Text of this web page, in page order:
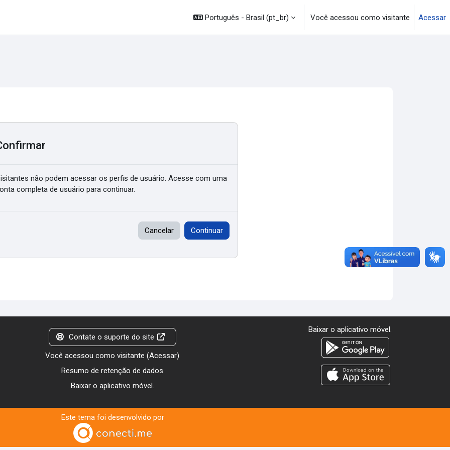
Português - Brasil ‎(pt_br)‎ Você acessou como visitante Acessar
não podem acessar os perfis de usuário. Acesse com uma
completa de usuário para continuar.
Cancelar Continuar
Contate o suporte do site
Você acessou como visitante (Acessar)
Resumo de retenção de dados
Baixar o aplicativo móvel.
Baixar o aplicativo móvel.
Este tema foi desenvolvido por